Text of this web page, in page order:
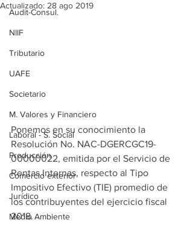
Audit-Consul.
NIIF
Tributario
UAFE
Societario
M. Valores y Financiero
Laboral - S. Social
Producción
Comercio exterior
Jurídico
Medio Ambiente
Actualizado: 28 ago 2019
Ponemos en su conocimiento la
Resolución No. NAC-DGERCGC19-
00000022, emitida por el Servicio de
Rentas Internas, respecto al Tipo
Impositivo Efectivo (TIE) promedio de
los contribuyentes del ejercicio fiscal
2018.